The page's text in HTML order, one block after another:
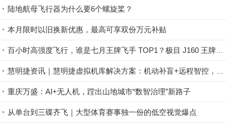
陆地航母飞行器为什么要6个螺旋桨？
本月限时以旧换新优惠，最高可享双份万元补贴
百小时高强度飞行，谁是七月王牌飞手 TOP1？极目 J160 王牌飞手第一赛段荣耀揭晓！
慧明捷资讯｜慧明捷虚拟机库解决方案：机动补盲+远程智控，筑牢山林防火安全屏障
重庆万盛：AI+无人机，蹚出山地城市“数智治理”新路子
从单台到三碟齐飞｜大型体育赛事独一份的低空视觉爆点